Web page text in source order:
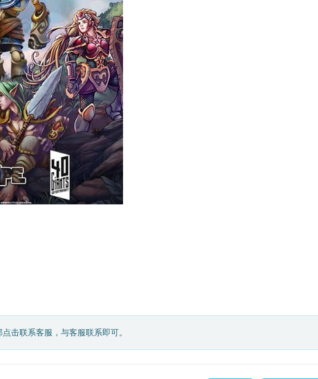
击联系客服，与客服联系即可。